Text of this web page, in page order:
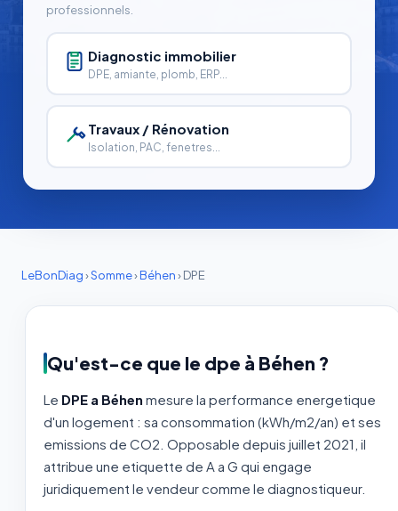
professionnels.
Diagnostic immobilier
DPE, amiante, plomb, ERP...
Travaux / Rénovation
Isolation, PAC, fenetres...
LeBonDiag›Somme›Béhen›DPE
Qu'est-ce que le dpe à Béhen ?
Le DPE a Béhen mesure la performance energetique
d'un logement : sa consommation (kWh/m2/an) et ses
emissions de CO2. Opposable depuis juillet 2021, il
attribue une etiquette de A a G qui engage
juridiquement le vendeur comme le diagnostiqueur.